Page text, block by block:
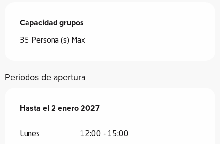
Capacidad grupos
Capacidad grupos
35 Persona (s) Max
Periodos de apertura
Del3 enero 2026al2 enero 2027
Hasta el 2 enero 2027
Lunes 12:00 - 15:00